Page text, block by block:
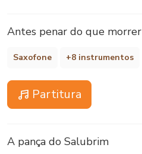
Antes penar do que morrer
Saxofone +8 instrumentos
Partitura
A pança do Salubrim